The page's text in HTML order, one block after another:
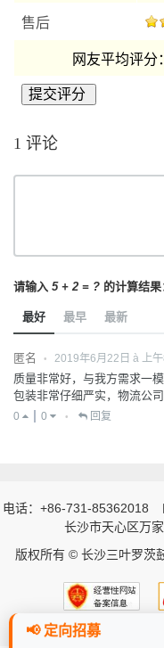
售后
网友平均评分：
1 评论
请输入 5 + 2 = ? 的计算结果
最好 最早 最新
匿名 • 2019年6月22日 à 上
质量非常好，与我方需求一
包装非常仔细严实，物流公
0 0 • 回复
电话：+86-731-85362018
长沙市天心区万
版权所有 © 长沙三叶罗茨
📢 定向招募